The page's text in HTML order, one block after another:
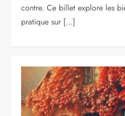
contre. Ce billet explore les
pratique sur […]